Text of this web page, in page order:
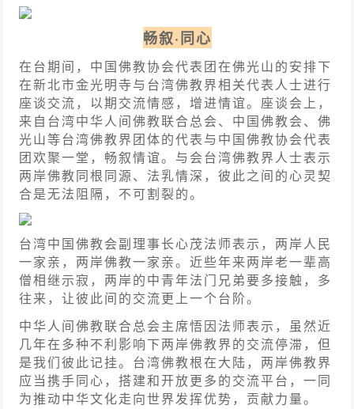
畅叙·同心
在台期间，中国佛教协会代表团在佛光山的安排下
在新北市金光明寺与台湾佛教界相关代表人士进行
座谈交流，以期交流情感，增进情谊。座谈会上，
来自台湾中华人间佛教联合总会、中国佛教会、佛
光山等台湾佛教界团体的代表与中国佛教协会代表
团欢聚一堂，畅叙情谊。与会台湾佛教界人士表示
两岸佛教同根同源、法乳情深，彼此之间的心灵契
合是无法阻隔，不可割裂的。
台湾中国佛教会副理事长心茂法师表示，两岸人民
一家亲，两岸佛教一家亲。近些年来两岸老一辈高
僧相继示寂，两岸的中青年法门兄弟要多接触，多
往来，让彼此间的交流更上一个台阶。
中华人间佛教联合总会主席悟因法师表示，虽然近
几年在多种不利影响下两岸佛教界的交流停滞，但
是我们彼此记挂。台湾佛教根在大陆，两岸佛教界
应当携手同心，搭建和开放更多的交流平台，一同
为推动中华文化走向世界发挥优势，贡献力量。